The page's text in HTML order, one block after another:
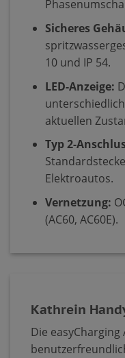
Sicheres
10 und IP 54.
LED-Anzeige:
aktuellen
Typ 2-
Elektroautos.
Vernetzung:
(AC60, AC60E).
Kathrein
Die